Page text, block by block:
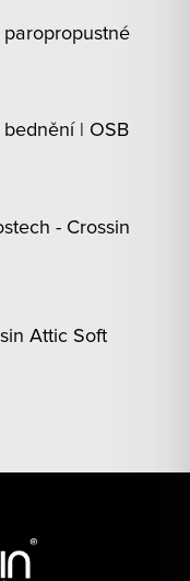
paropropustné
| OSB
- Crossin
Attic Soft